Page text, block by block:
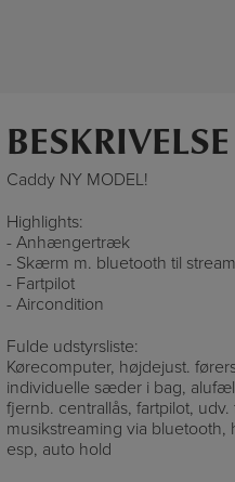
Caddy NY MODEL!
Highlights:
- Anhængertræk
- Skærm m. bluetooth til
- Fartpilot
- Aircondition
Fulde udstyrsliste:
Kørecomputer, højdejust.
individuelle sæder i bag,
fjernb. centrallås, fartpilot,
musikstreaming via bluetooth,
esp, auto hold